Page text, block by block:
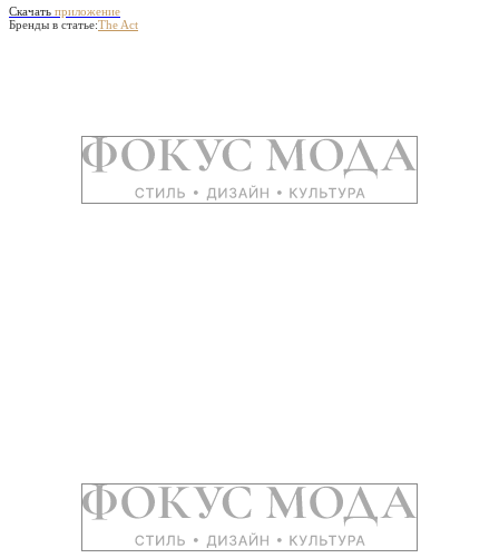
Скачать приложение
Бренды в статье:The Act